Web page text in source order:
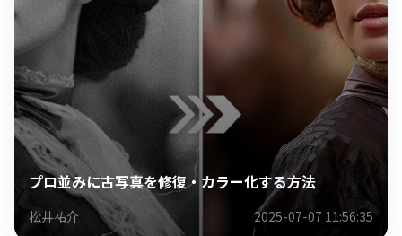
プロ並みに古写真を修復・カラー化する方法
松井祐介 2025-07-07 11:56:35